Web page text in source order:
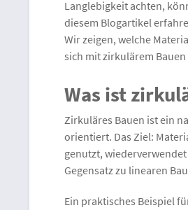
Langlebigkeit achten,
diesem Blogartikel
Wir zeigen, welche
sich mit zirkulärem
Was ist
Zirkuläres Bauen ist ein
orientiert. Das Ziel:
genutzt,
Gegensatz zu linearen
Ein praktisches Beispiel